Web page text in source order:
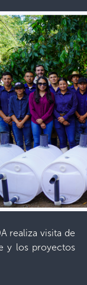
realiza visita de
y los proyectos